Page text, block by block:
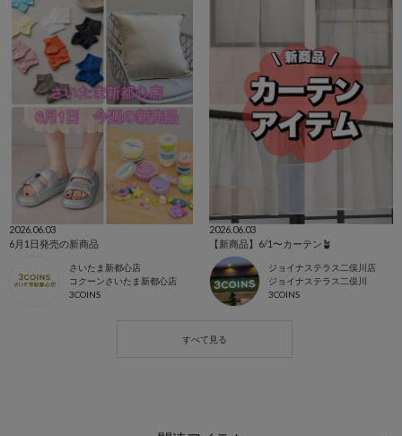
2026.06.03
6月1日発売の新商品
さいたま新都心店
コクーンさいたま新都心店
3COINS
2026.06.03
【新商品】6/1〜カーテン🪴
ジョイナステラス二俣川店
ジョイナステラス二俣川
3COINS